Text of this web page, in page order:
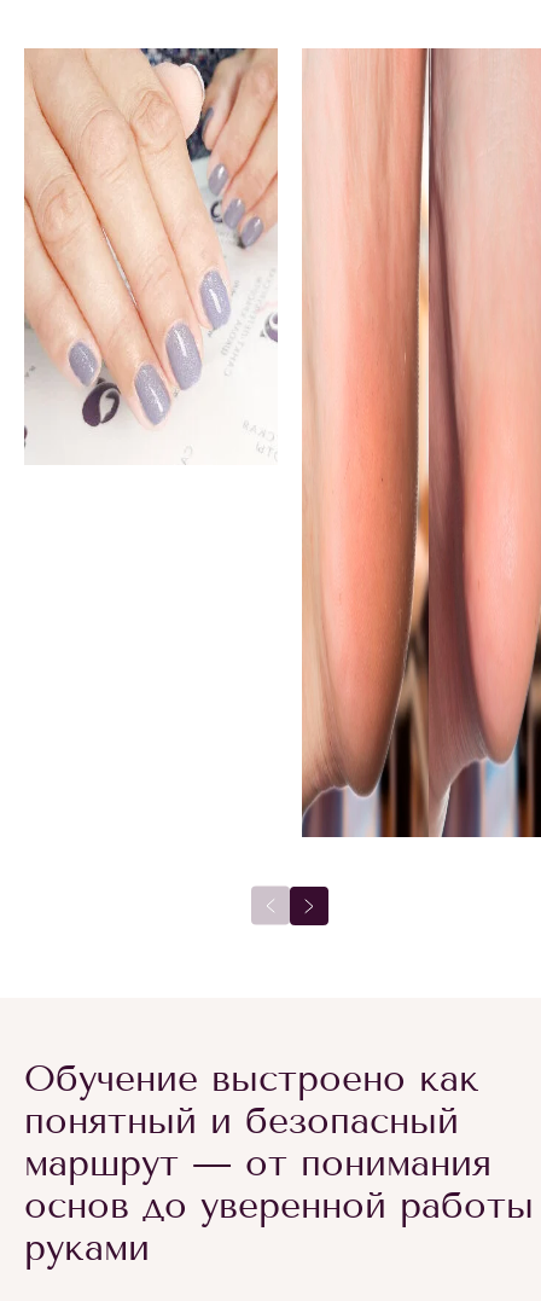
Обучение выстроено как
понятный и безопасный
маршрут — от понимания
основ до уверенной работы
руками